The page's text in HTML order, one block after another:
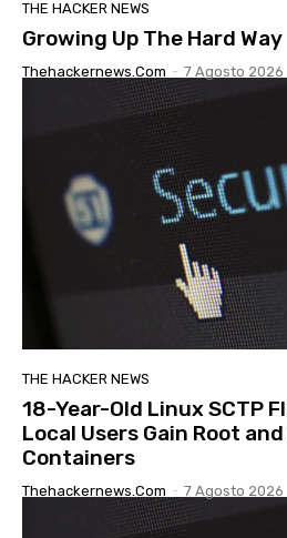
THE HACKER NEWS
Growing Up The Hard Way
Thehackernews.com - 7 Agosto 2026
THE HACKER NEWS
18-Year-Old Linux SCTP
Local Users Gain Root
Containers
Thehackernews.com - 7 Agosto 2026